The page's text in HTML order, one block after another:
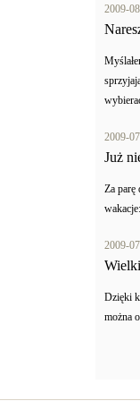
2009-
2009-
Już
Za
2009-
Dzięki
można